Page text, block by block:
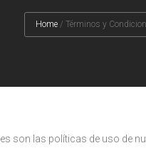
Home / Términos y
son las políticas de uso de